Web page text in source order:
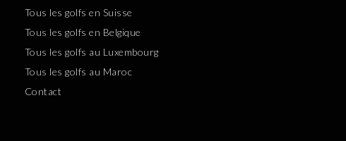
Tous les golfs en Suisse
Tous les golfs en Belgique
Tous les golfs au Luxembourg
Tous les golfs au Maroc
Contact